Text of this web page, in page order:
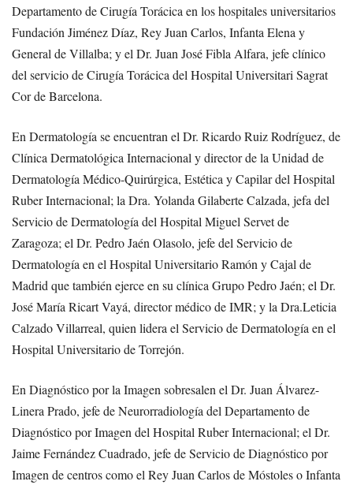
Departamento de Cirugía Torácica en los hospitales universitarios
Fundación Jiménez Díaz, Rey Juan Carlos, Infanta Elena y
General de Villalba; y el Dr. Juan José Fibla Alfara, jefe clínico
del servicio de Cirugía Torácica del Hospital Universitari Sagrat
Cor de Barcelona.
En Dermatología se encuentran el Dr. Ricardo Ruiz Rodríguez, de
Clínica Dermatológica Internacional y director de la Unidad de
Dermatología Médico-Quirúrgica, Estética y Capilar del Hospital
Ruber Internacional; la Dra. Yolanda Gilaberte Calzada, jefa del
Servicio de Dermatología del Hospital Miguel Servet de
Zaragoza; el Dr. Pedro Jaén Olasolo, jefe del Servicio de
Dermatología en el Hospital Universitario Ramón y Cajal de
Madrid que también ejerce en su clínica Grupo Pedro Jaén; el Dr.
José María Ricart Vayá, director médico de IMR; y la Dra.Leticia
Calzado Villarreal, quien lidera el Servicio de Dermatología en el
Hospital Universitario de Torrejón.
En Diagnóstico por la Imagen sobresalen el Dr. Juan Álvarez-
Linera Prado, jefe de Neurorradiología del Departamento de
Diagnóstico por Imagen del Hospital Ruber Internacional; el Dr.
Jaime Fernández Cuadrado, jefe de Servicio de Diagnóstico por
Imagen de centros como el Rey Juan Carlos de Móstoles o Infanta